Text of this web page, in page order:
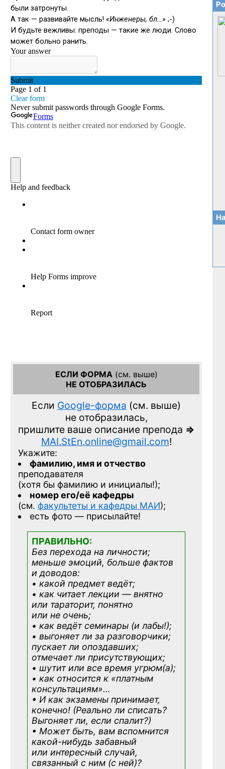
ЕСЛИ ФОРМА(см. выше)
НЕ ОТОБРАЗИЛАСЬ
Если Google-форма (см. выше)
не отобразилась,
пришлите ваше описание препода =>
MAI.StEn.online@gmail.com!
Укажите:
фамилию, имя и отчество
преподавателя
(хотя бы фамилию и инициалы!);
номер его/её кафедры
(см. факультеты и кафедры МАИ);
есть фото — присылайте!
ПРАВИЛЬНО:
Без перехода на личности;
меньше эмоций, больше фактов
и доводов:
• какой предмет ведёт;
• как читает лекции — внятно
или тараторит, понятно
или не очень;
• как ведёт семинары (и лабы!);
• выгоняет ли за разговорчики;
пускает ли опоздавших;
отмечает ли присутствующих;
• шутит или все время угрюм(а);
• как относится к «платным
консультациям»…
• И как экзамены принимает,
конечно! (Реально ли списать?
Выгоняет ли, если спалит?)
• Может быть, вам вспомнится
какой-нибудь забавный
или интересный случай,
связанный с ним (с ней)?